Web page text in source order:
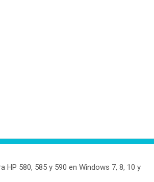
HP 580, 585 y 590 en Windows 7, 8, 10 y